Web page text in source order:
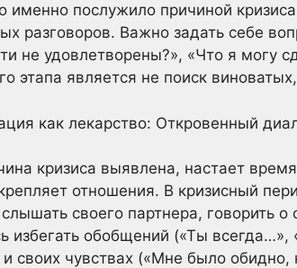
именно послужило причиной
разговоров. Важно задать себе
не удовлетворены?», «Что я могу
этапа является не поиск
как лекарство: Откровенный
кризиса выявлена, настает
отношения. В кризисный
своего партнера, говорить
избегать обобщений («Ты
и своих чувствах («Мне было